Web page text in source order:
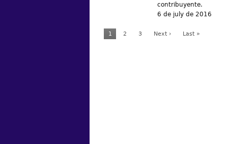
contribuyente.
6 de july de 2016
1 2 3 Next › Last »